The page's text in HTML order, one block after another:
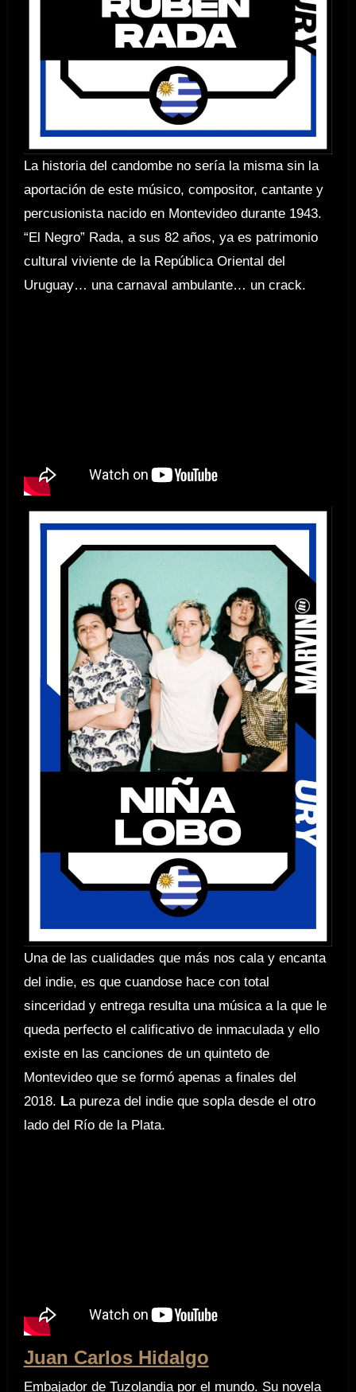
La historia del candombe no sería la misma sin la
aportación de este músico, compositor, cantante y
percusionista nacido en Montevideo durante 1943.
“El Negro” Rada, a sus 82 años, ya es patrimonio
cultural viviente de la República Oriental del
Uruguay… una carnaval ambulante… un crack.
Una de las cualidades que más nos cala y encanta
del indie, es que cuandose hace con total
sinceridad y entrega resulta una música a la que le
queda perfecto el calificativo de inmaculada y ello
existe en las canciones de un quinteto de
Montevideo que se formó apenas a finales del
2018. La pureza del indie que sopla desde el otro
lado del Río de la Plata.
Juan Carlos Hidalgo
Embajador de Tuzolandia por el mundo. Su novela